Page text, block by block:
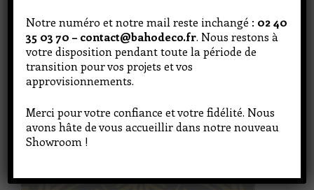
Notre numéro et notre mail reste inchangé : 02 40
35 03 70 – contact@bahodeco.fr. Nous restons à
votre disposition pendant toute la période de
transition pour vos projets et vos
approvisionnements.
Merci pour votre confiance et votre fidélité. Nous
avons hâte de vous accueillir dans notre nouveau
Showroom !